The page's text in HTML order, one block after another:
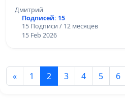
Дмитрий
Подписей: 15
15 Подписи / 12 месяцев
15 Feb 2026
« 1 2 3 4 5 6